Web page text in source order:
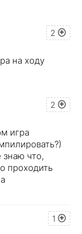
2
на ходу
2
игра
знаю что,
проходить
1